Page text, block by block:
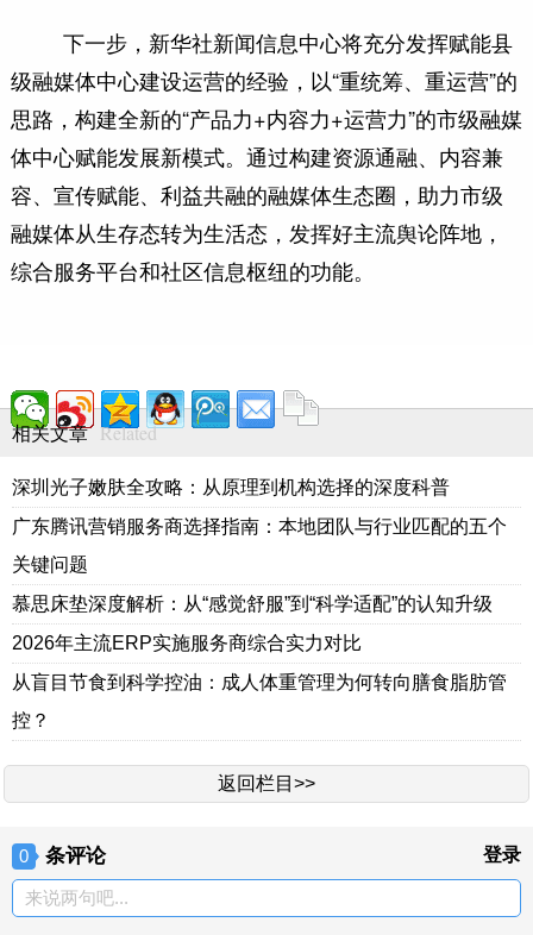
下一步，新华社新闻信息中心将充分发挥赋能县
级融媒体中心建设运营的经验，以“重统筹、重运营”的
思路，构建全新的“产品力+内容力+运营力”的市级融媒
体中心赋能发展新模式。通过构建资源通融、内容兼
容、宣传赋能、利益共融的融媒体生态圈，助力市级
融媒体从生存态转为生活态，发挥好主流舆论阵地，
综合服务平台和社区信息枢纽的功能。
相关文章 Related
深圳光子嫩肤全攻略：从原理到机构选择的深度科普
广东腾讯营销服务商选择指南：本地团队与行业匹配的五个
关键问题
慕思床垫深度解析：从“感觉舒服”到“科学适配”的认知升级
2026年主流ERP实施服务商综合实力对比
从盲目节食到科学控油：成人体重管理为何转向膳食脂肪管
控？
返回栏目>>
0 条评论 登录
来说两句吧...